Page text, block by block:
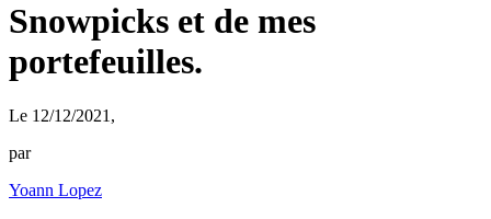
Snowpicks et de mes
portefeuilles.
Le 12/12/2021 ,
par
Yoann Lopez